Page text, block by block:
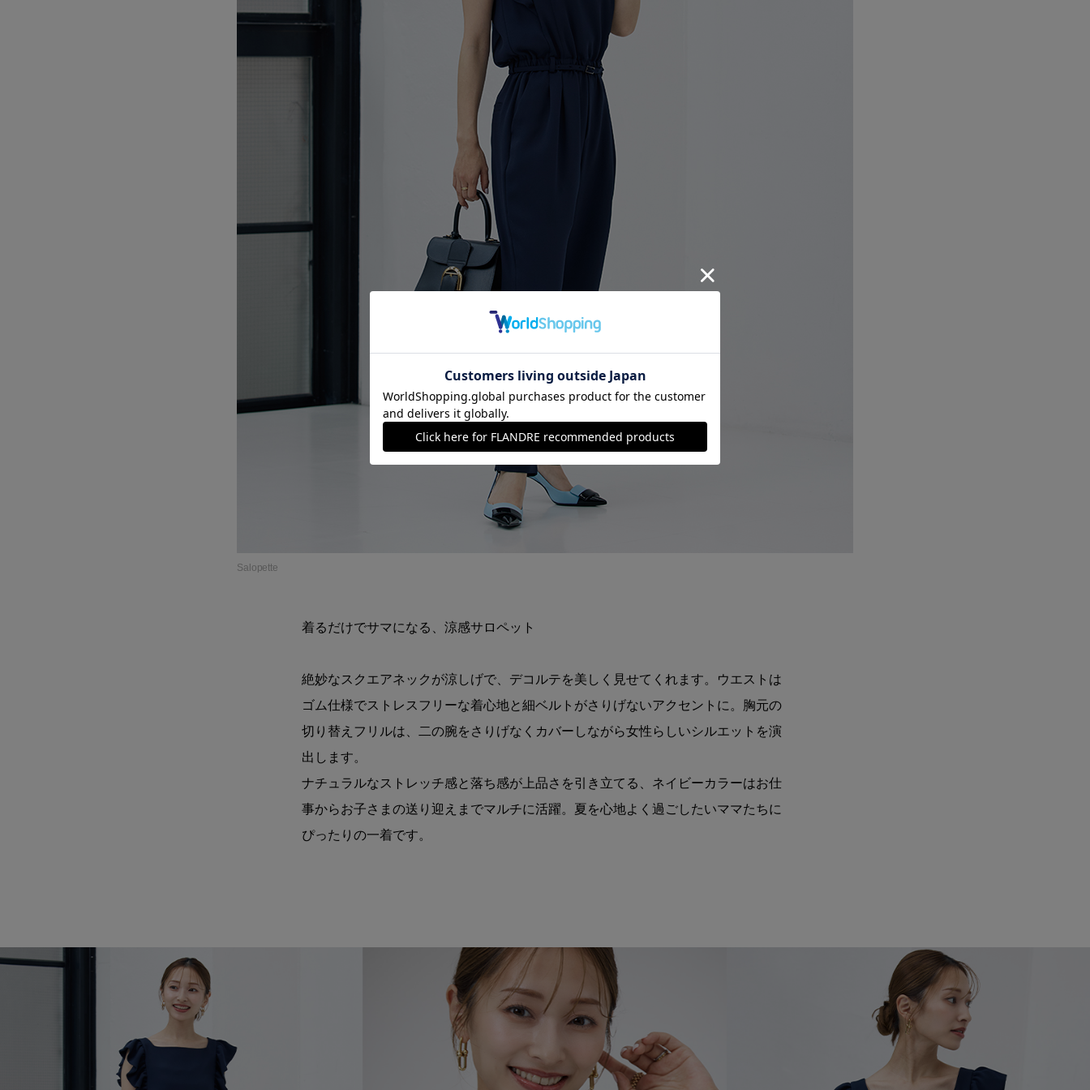
Salopette
着るだけでサマになる、涼感サロペット
絶妙なスクエアネックが涼しげで、デコルテを美しく見せてくれます。ウエストは
ゴム仕様でストレスフリーな着心地と細ベルトがさりげないアクセントに。胸元の
切り替えフリルは、二の腕をさりげなくカバーしながら女性らしいシルエットを演
出します。
ナチュラルなストレッチ感と落ち感が上品さを引き立てる、ネイビーカラーはお仕
事からお子さまの送り迎えまでマルチに活躍。夏を心地よく過ごしたいママたちに
ぴったりの一着です。